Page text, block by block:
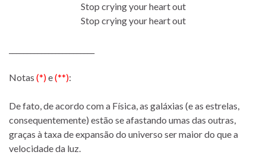
Stop crying your heart out
Stop crying your heart out
Notas (*)e(**):
De fato, de acordo com a Física, as galáxias (e as estrelas,
consequentemente) estão se afastando umas das outras,
graças à taxa de expansão do universo ser maior do que a
velocidade da luz.